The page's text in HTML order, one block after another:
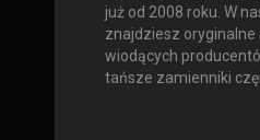
już od 2008 roku. W
znajdziesz oryginalne
wiodących
tańsze zamienniki